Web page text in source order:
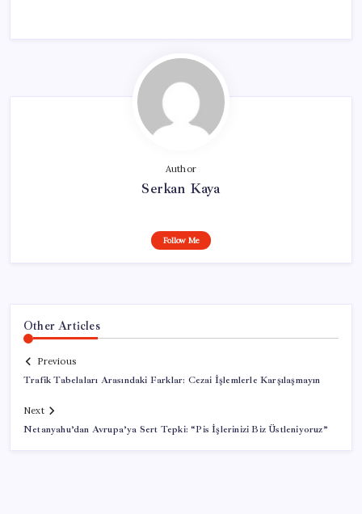
Author
Serkan Kaya
Follow Me
Other Articles
Previous
Trafik Tabelaları Arasındaki Farklar: Cezai İşlemlerle Karşılaşmayın
Next
Netanyahu’dan Avrupa’ya Sert Tepki: “Pis İşlerinizi Biz Üstleniyoruz”